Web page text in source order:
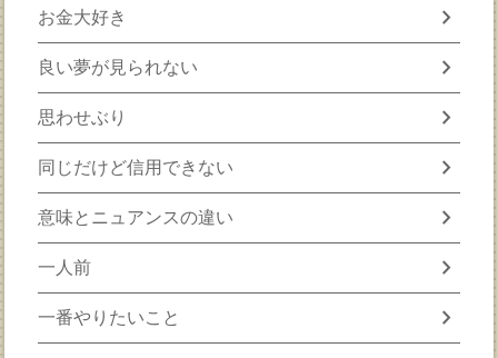
お金大好き chevron_right
良い夢が見られない chevron_right
思わせぶり chevron_right
同じだけど信用できない chevron_right
意味とニュアンスの違い chevron_right
一人前 chevron_right
一番やりたいこと chevron_right